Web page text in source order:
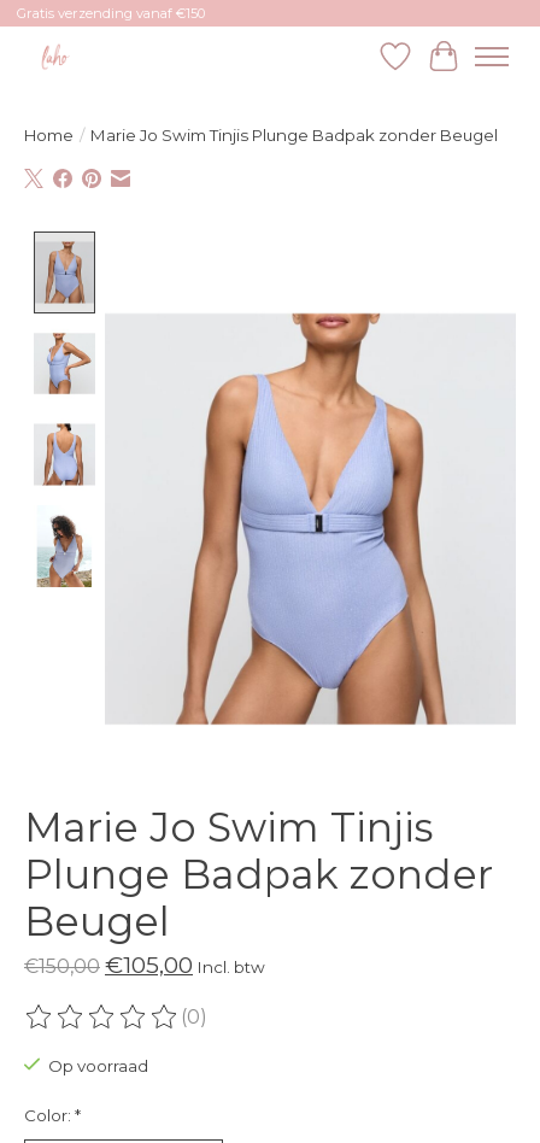
Gratis verzending vanaf €150
Verlanglijst
Home / Marie Jo Swim Tinjis Plunge Badpak zonder Beugel
Marie Jo Swim Tinjis
Plunge Badpak zonder
Beugel
€150,00 €105,00 Incl. btw
De beoordeling van dit product is
(0)
Op voorraad
Color: *